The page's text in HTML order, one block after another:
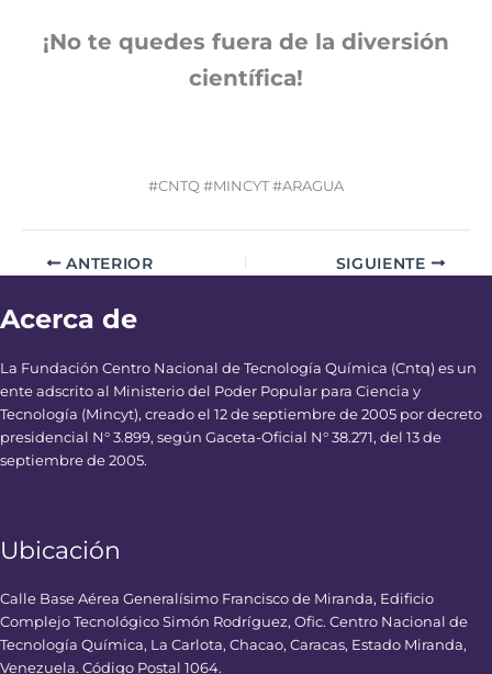
¡No te quedes fuera de la diversión
científica!
#CNTQ #MINCYT #ARAGUA
ANTERIOR SIGUIENTE
Acerca de
La Fundación Centro Nacional de Tecnología Química (Cntq) es un
ente adscrito al Ministerio del Poder Popular para Ciencia y
Tecnología (Mincyt), creado el 12 de septiembre de 2005 por decreto
presidencial N° 3.899, según Gaceta-Oficial N° 38.271, del 13 de
septiembre de 2005.
Ubicación
Calle Base Aérea Generalísimo Francisco de Miranda, Edificio
Complejo Tecnológico Simón Rodríguez, Ofic. Centro Nacional de
Tecnología Química, La Carlota, Chacao, Caracas, Estado Miranda,
Venezuela. Código Postal 1064.